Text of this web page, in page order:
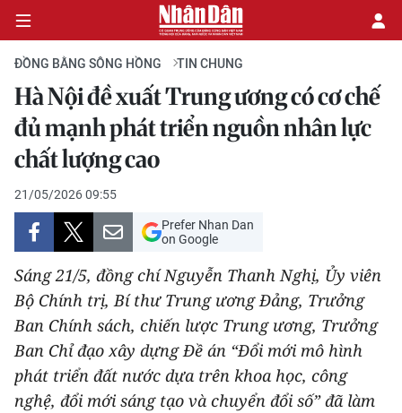
CHÍNH TRỊ
KINH TẾ
VĂN HÓA
XÃ HỘI
PHÁP LUẬT
DU LỊCH
THẾ GIỚI
ĐỒNG BẰNG SÔNG HỒNG TIN CHUNG
Hà Nội đề xuất Trung ương có cơ chế
đủ mạnh phát triển nguồn nhân lực
chất lượng cao
21/05/2026 09:55
Prefer Nhan Dan
on Google
Sáng 21/5, đồng chí Nguyễn Thanh Nghị, Ủy viên
Bộ Chính trị, Bí thư Trung ương Đảng, Trưởng
Ban Chính sách, chiến lược Trung ương, Trưởng
Ban Chỉ đạo xây dựng Đề án “Đổi mới mô hình
phát triển đất nước dựa trên khoa học, công
nghệ, đổi mới sáng tạo và chuyển đổi số” đã làm